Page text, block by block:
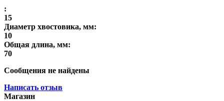
:
15
Диаметр хвостовика, мм:
10
Общая длина, мм:
70
Сообщения не найдены
Написать отзыв
Магазин